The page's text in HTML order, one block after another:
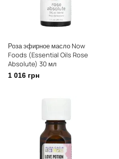
Роза эфирное масло Now
Foods (Essential Oils Rose
Absolute) 30 мл
1 016 грн